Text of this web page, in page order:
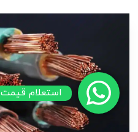
استعلام قیمت